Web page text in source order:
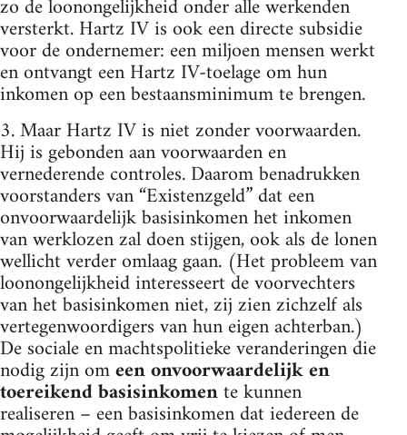
zo de loonongelijkheid onder alle werkenden
versterkt. Hartz IV is ook een directe subsidie
voor de ondernemer: een miljoen mensen werkt
en ontvangt een Hartz IV-toelage om hun
inkomen op een bestaansminimum te brengen.
3. Maar Hartz IV is niet zonder voorwaarden.
Hij is gebonden aan voorwaarden en
vernederende controles. Daarom benadrukken
voorstanders van “Existenzgeld” dat een
onvoorwaardelijk basisinkomen het inkomen
van werklozen zal doen stijgen, ook als de lonen
wellicht verder omlaag gaan. (Het probleem van
loonongelijkheid interesseert de voorvechters
van het basisinkomen niet, zij zien zichzelf als
vertegenwoordigers van hun eigen achterban.)
De sociale en machtspolitieke veranderingen die
nodig zijn omeen onvoorwaardelijk en
toereikend basisinkomente kunnen
realiseren – een basisinkomen dat iedereen de